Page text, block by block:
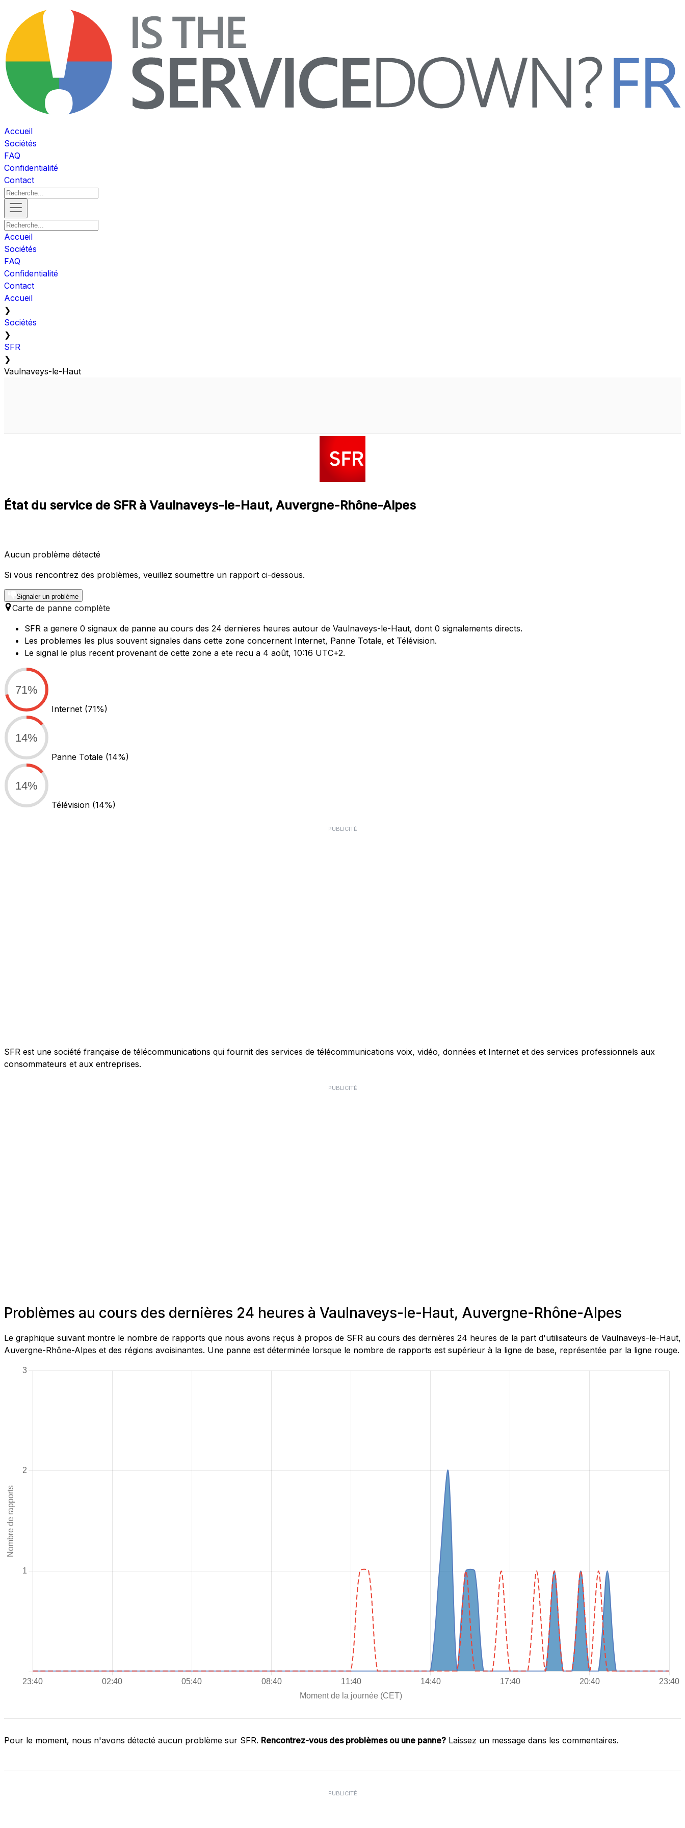
Accueil
Sociétés
FAQ
Confidentialité
Contact
Accueil
Sociétés
FAQ
Confidentialité
Contact
Accueil
❯
Sociétés
❯
SFR
❯
Vaulnaveys-le-Haut
État du service de SFR à Vaulnaveys-le-Haut, Auvergne-Rhône-Alpes
Aucun problème détecté
Si vous rencontrez des problèmes, veuillez soumettre un rapport ci-dessous.
Signaler un problème
Carte de panne complète
SFR a genere 0 signaux de panne au cours des 24 dernieres heures autour de Vaulnaveys-le-Haut, dont 0 signalements directs.
Les problemes les plus souvent signales dans cette zone concernent Internet, Panne Totale, et Télévision.
Le signal le plus recent provenant de cette zone a ete recu a 4 août, 10:16 UTC+2.
71%
Internet (71%)
14%
Panne Totale (14%)
14%
Télévision (14%)
PUBLICITÉ
SFR est une société française de télécommunications qui fournit des services de télécommunications voix, vidéo, données et Internet et des services professionnels aux
consommateurs et aux entreprises.
PUBLICITÉ
Problèmes au cours des dernières 24 heures à Vaulnaveys-le-Haut, Auvergne-Rhône-Alpes
Le graphique suivant montre le nombre de rapports que nous avons reçus à propos de SFR au cours des dernières 24 heures de la part d'utilisateurs de Vaulnaveys-le-Haut,
Auvergne-Rhône-Alpes et des régions avoisinantes. Une panne est déterminée lorsque le nombre de rapports est supérieur à la ligne de base, représentée par la ligne rouge.
Pour le moment, nous n'avons détecté aucun problème sur SFR. Rencontrez-vous des problèmes ou une panne? Laissez un message dans les commentaires.
PUBLICITÉ